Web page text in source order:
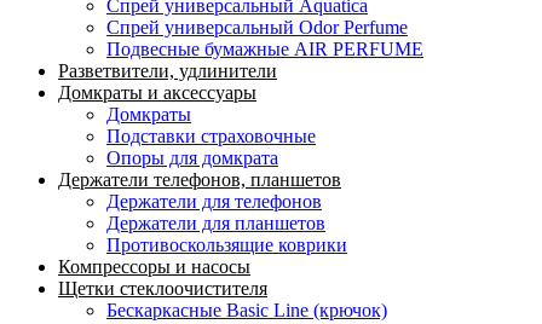
Спрей универсальный Aquatica
Спрей универсальный Odor Perfume
Подвесные бумажные AIR PERFUME
Разветвители, удлинители
Домкраты и аксессуары
Домкраты
Подставки страховочные
Опоры для домкрата
Держатели телефонов, планшетов
Держатели для телефонов
Держатели для планшетов
Противоскользящие коврики
Компрессоры и насосы
Щетки стеклоочистителя
Бескаркасные Basic Line (крючок)